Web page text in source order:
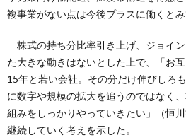
複事業がない点は今後プラスに働くとみ
株式の持ち分比率引き上げ、ジョイ
た大きな動きはないとした上で、「お
15年と若い会社。その分だけ伸びしろ
に数字や規模の拡大を追うのではなく
組みをしっかりやっていきたい」（恒
継続していく考えを示した。